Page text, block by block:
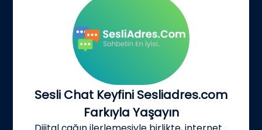
Sesli Chat Keyfini Sesliadres.com
Farkıyla Yaşayın